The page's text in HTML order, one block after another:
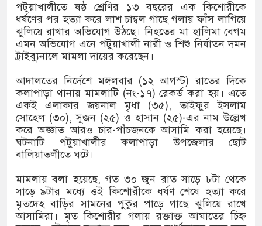
বিপক্ষে বাংলাদেশের লজ্জাজনক হার, ৫৪
পাচারের প্রস্তুতি, তরুণীর পেট থেকে মিলল ৪১০০
নতুন বিসিক শিল্প পার্ক, শীতেই কাজ শুরুর
পটুয়াখালীতে ষষ্ঠ শ্রেণির ১৩ বছরের এক কিশোরীকে
ধর্ষণের পর হত্যা করে লাশ চাম্বল গাছে গলায় ফাঁস লাগিয়ে
ঝুলিয়ে রাখার অভিযোগ উঠছে। নিহতের মা হালিমা বেগম
এমন অভিযোগ এনে পটুয়াখালী নারী ও শিশু নির্যাতন দমন
ট্রাইব্যুনালে মামলা দায়ের করেছেন।
আদালতের নির্দেশে মঙ্গলবার (১২ আগস্ট) রাতের দিকে
কলাপাড়া থানায় মামলাটি (নং-১৭) রেকর্ড করা হয়। এতে
একই এলাকার জয়নাল মৃধা (৩৫), তাইফুর ইসলাম
সোহেল (৩০), সুজন (২৫) ও হাসান (২৫)-এর নাম উল্লেখ
করে অজ্ঞাত আরও চার-পাঁচজনকে আসামি করা হয়েছে।
ঘটনাটি পটুয়াখালীর কলাপাড়া উপজেলার ছোট
বালিয়াতলীতে ঘটে।
মামলায় বলা হয়েছে, গত ৩০ জুন রাত সাড়ে ৮টা থেকে
সাড়ে ৯টার মধ্যে ওই কিশোরীকে ধর্ষণ শেষে হত্যা করে
মৃতদেহ বাড়ির সামনের পুকুর পাড়ে গাছে ঝুলিয়ে রাখে
আসামিরা। মৃত কিশোরীর গলায় রক্তাক্ত আঘাতের চিহ্ন